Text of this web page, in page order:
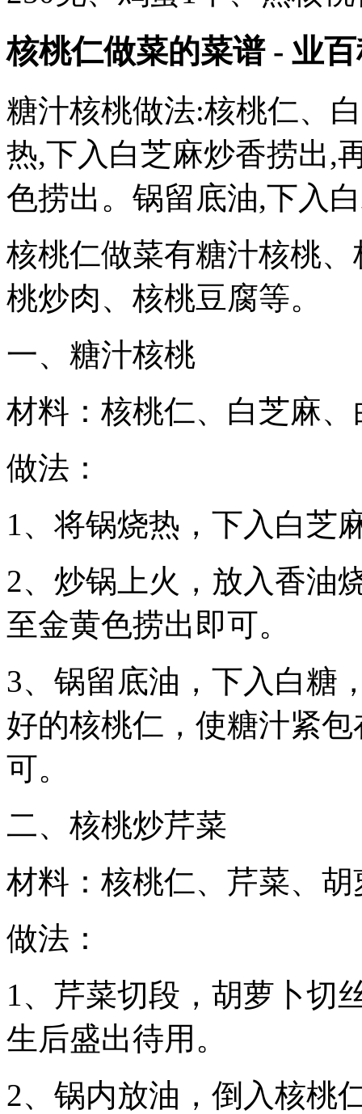
核桃仁做菜的菜谱 - 业
糖汁核桃做法:核桃仁、
热,下入白芝麻炒香捞出,
色捞出。锅留底油,下入
核桃仁做菜有糖汁核桃
桃炒肉、核桃豆腐等。
一、糖汁核桃
材料：核桃仁、白芝麻
做法：
1、将锅烧热，下入白芝
2、炒锅上火，放入香油
至金黄色捞出即可。
3、锅留底油，下入白糖
好的核桃仁，使糖汁紧
可。
二、核桃炒芹菜
材料：核桃仁、芹菜、
做法：
1、芹菜切段，胡萝卜切
生后盛出待用。
2、锅内放油，倒入核桃